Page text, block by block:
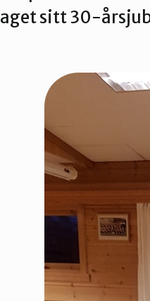
laget sitt 30-